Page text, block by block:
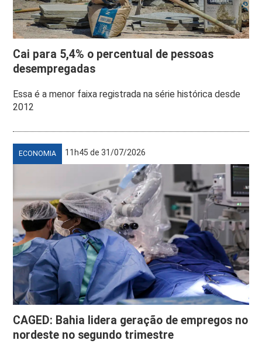
Cai para 5,4% o percentual de pessoas
desempregadas
Essa é a menor faixa registrada na série histórica desde
2012
ECONOMIA 11h45 de 31/07/2026
CAGED: Bahia lidera geração de empregos no
nordeste no segundo trimestre